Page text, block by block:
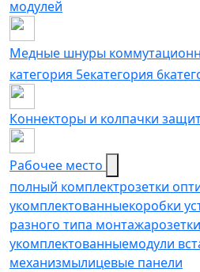
модулей
Медные шнуры
категория 5eкатегория 6
Коннекторы и колпачки
Рабочее место
полный комплектрозетки
укомплектованныекоробки
разного типа монтажа
укомплектованныемодули
механизмылицевые панели